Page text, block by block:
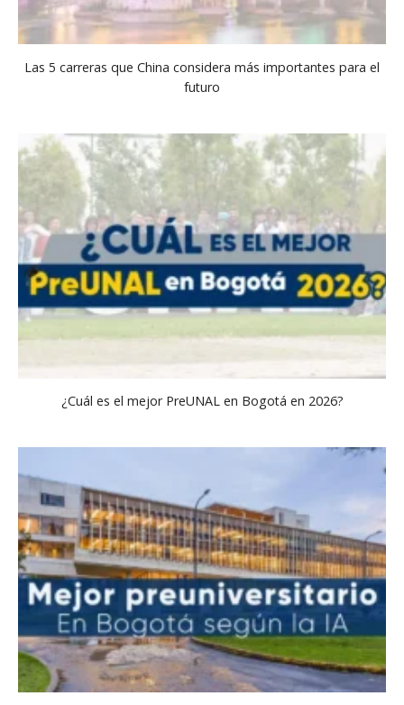
Las 5 carreras que China considera más importantes para el
futuro
¿Cuál es el mejor PreUNAL en Bogotá en 2026?